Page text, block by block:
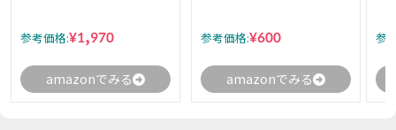
参考価格:¥1,970
amazonでみる
参考価格:¥600
amazonでみる
参